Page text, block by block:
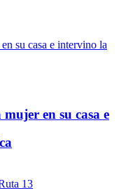
en su casa e